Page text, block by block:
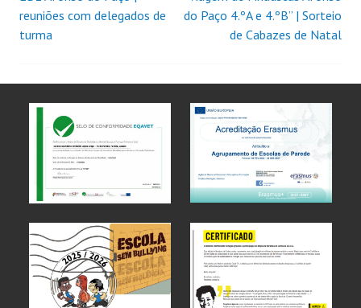
reuniões com delegados de
turma
do Paço 4.ºA e 4.ºB” | Sorteio
de Cabazes de Natal